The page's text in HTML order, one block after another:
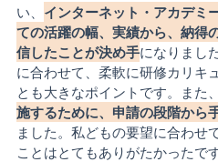
い、 インターネット・アカデミ
ての活躍の幅、実績から、納得
信したことが決め手になりまし
に合わせて、柔軟に研修カリキ
とも大きなポイントです。また、
施するために、申請の段階から
ました。私どもの要望に合わせ
ことはとてもありがたかったです